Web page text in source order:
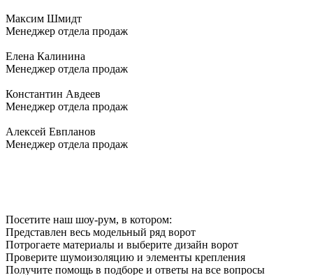
Максим Шмидт
Менеджер отдела продаж
Елена Калинина
Менеджер отдела продаж
Константин Авдеев
Менеджер отдела продаж
Алексей Евпланов
Менеджер отдела продаж
Посетите наш шоу-рум, в котором:
Представлен весь модельный ряд ворот
Потрогаете материалы и выберите дизайн ворот
Проверите шумоизоляцию и элементы крепления
Получите помощь в подборе и ответы на все вопросы